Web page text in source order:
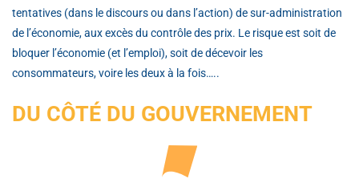
tentatives (dans le discours ou dans l’action) de sur-administration
de l’économie, aux excès du contrôle des prix. Le risque est soit de
bloquer l’économie (et l’emploi), soit de décevoir les
consommateurs, voire les deux à la fois…..
DU CÔTÉ DU GOUVERNEMENT